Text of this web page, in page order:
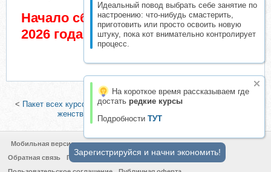
Идеальный повод выбрать себе занятие по
настроению: что-нибудь смастерить,
приготовить или просто освоить новую
штуку, пока кот внимательно контролирует
процесс.
На короткое время рассказываем где
достать редкие курсы
Подробности ТУТ
Начало сбора взносов 4 Июнь
2026 года
< Пакет всех курсов (Аника Снаговская)|[Точка G] Пробуждение
женственности (Женечка Александрова)
Мобильная версия
Обратная связь
Политика конфиденциальности
Зарегистрируйся и начни экономить!